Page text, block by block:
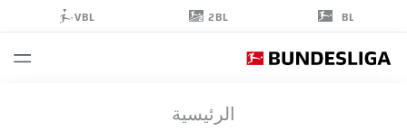
BL
2BL
VBL
الرئيسية